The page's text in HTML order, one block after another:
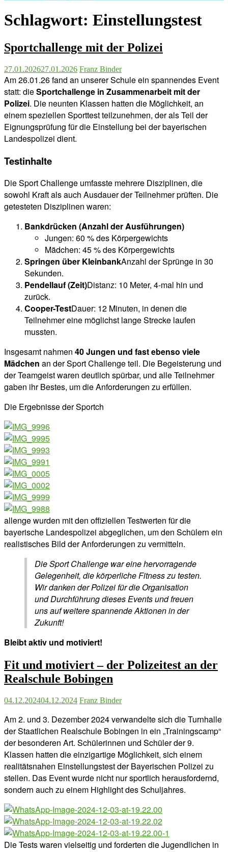
Schlagwort: Einstellungstest
Sportchallenge mit der Polizei
27.01.202627.01.2026 Franz Binder
Am 26.01.26 fand an unserer Schule ein spannendes Event
statt: dieSportchallenge in Zusammenarbeit mit der
Polizei. Die neunten Klassen hatten die Möglichkeit, an
einem speziellen Sporttest teilzunehmen, der als Teil der
Eignungsprüfung für die Einstellung bei der bayerischen
Landespolizei dient.
Testinhalte
Die Sport Challenge umfasste mehrere Disziplinen, die
sowohl Kraft als auch Ausdauer der Teilnehmer prüften. Die
getesteten Disziplinen waren:
Bankdrücken (Anzahl der Ausführungen)
Jungen: 60 % des Körpergewichts
Mädchen: 45 % des Körpergewichts
Springen über KleinbankAnzahl der Sprünge in 30
Sekunden.
Pendellauf (Zeit)Distanz: 10 Meter, 4-mal hin und
zurück.
Cooper-TestDauer: 12 Minuten, in denen die
Teilnehmer eine möglichst lange Strecke laufen
mussten.
Insgesamt nahmen 40 Jungen und fast ebenso viele
Mädchen an der Sport Challenge teil. Die Begeisterung und
der Teamgeist waren deutlich spürbar, und alle Teilnehmer
gaben ihr Bestes, um die Anforderungen zu erfüllen.
Die Ergebnisse der Sportch
allenge wurden mit den offiziellen Testwerten für die
bayerische Landespolizei abgeglichen, um den Schülern ein
realistisches Bild der Anforderungen zu vermitteln.
Die Sport Challenge war eine hervorragende
Gelegenheit, die körperliche Fitness zu testen.
Wir danken der Polizei für die Organisation
und Durchführung dieses Events und freuen
uns auf weitere spannende Aktionen in der
Zukunft!
Bleibt aktiv und motiviert!
Fit und motiviert – der Polizeitest an der
Realschule Bobingen
04.12.202404.12.2024 Franz Binder
Am 2. und 3. Dezember 2024 verwandelte sich die Turnhalle
der Staatlichen Realschule Bobingen in ein „Trainingscamp“
der besonderen Art. Schülerinnen und Schüler der 9.
Klassen hatten die einzigartige Möglichkeit, sich einem
realitätsnahen Einstellungstest der Bayerischen Polizei zu
stellen. Das Event wurde nicht nur sportlich herausfordernd,
sondern auch zu einem Highlight des Schuljahres.
Die Tests waren vielseitig und forderten die Jugendlichen in